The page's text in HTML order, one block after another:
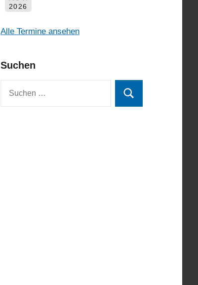
2026
Alle Termine ansehen
Suchen
Suchen